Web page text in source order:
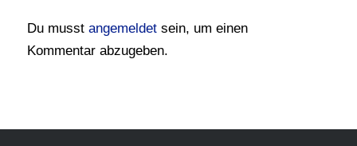
Du musst angemeldetsein, um einen
Kommentar abzugeben.